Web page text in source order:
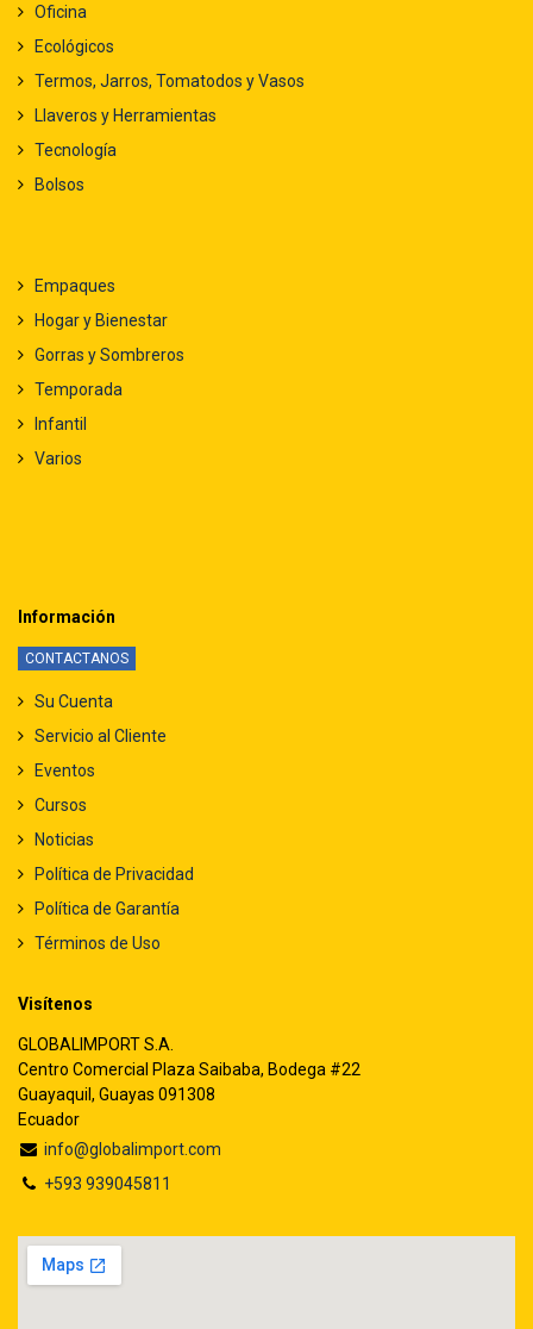
Oficina
Ecológicos
Termos, Jarros, Tomatodos y Vasos
Llaveros y Herramientas
Tecnología
Bolsos
Empaques
Hogar y Bienestar
Gorras y Sombreros
Temporada
Infantil
Varios
Información
CONTACTANOS
Su Cuenta
Servicio al Cliente
Eventos
Cursos
Noticias
Política de Privacidad
Política de Garantía
Términos de Uso
Visítenos
GLOBALIMPORT S.A.
Centro Comercial Plaza Saibaba, Bodega #22
Guayaquil, Guayas 091308
Ecuador
info@globalimport.com
+593 939045811